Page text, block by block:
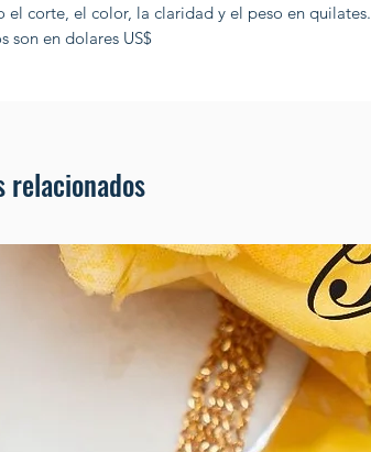
el corte, el color, la claridad y el peso en quilates.
son en dolares US$
relacionados